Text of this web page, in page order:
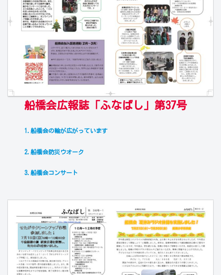
船橋会広報誌「ふなばし」第37号
1.船橋会の輪が広がっています
2.船橋会防災ウオーク
3.船橋会コンサート